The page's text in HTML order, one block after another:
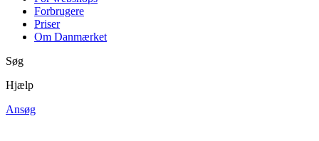
Forbrugere
Priser
Om Danmærket
Søg
Hjælp
Ansøg